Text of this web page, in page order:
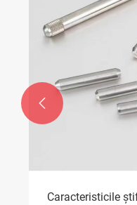
Caracteristicile
